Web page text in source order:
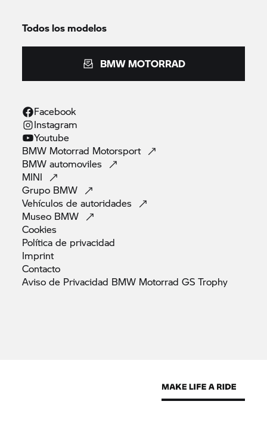
Todos los modelos
BMW MOTORRAD
Facebook
Instagram
Youtube
BMW Motorrad Motorsport
BMWautomoviles
MINI
Grupo BMW
Vehículos deautoridades
Museo BMW
Cookies
Política de privacidad
Imprint
Contacto
Aviso de Privacidad BMW Motorrad GSTrophy